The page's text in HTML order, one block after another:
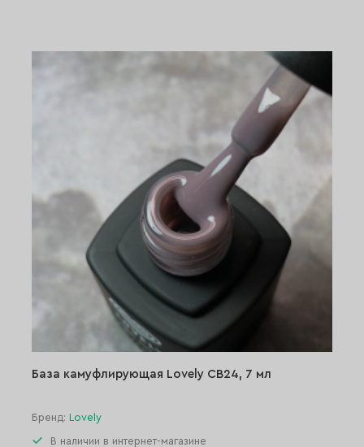
База камуфлирующая Lovely СВ24, 7 мл
Бренд: Lovely
В наличии в интернет-магазине